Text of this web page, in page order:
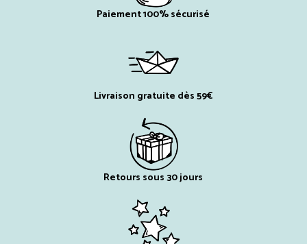
Paiement 100% sécurisé
Livraison gratuite dès 59€
Retours sous 30 jours